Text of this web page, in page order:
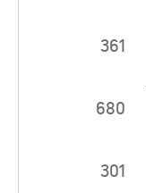
361
680
301